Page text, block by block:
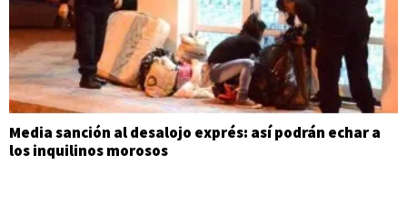
Media sanción al desalojo exprés: así podrán echar a
los inquilinos morosos